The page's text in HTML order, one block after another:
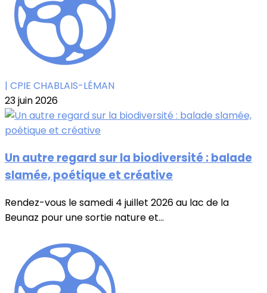
| CPIE CHABLAIS-LÉMAN
23 juin 2026
Un autre regard sur la biodiversité : balade
slamée, poétique et créative
Rendez-vous le samedi 4 juillet 2026 au lac de la
Beunaz pour une sortie nature et...